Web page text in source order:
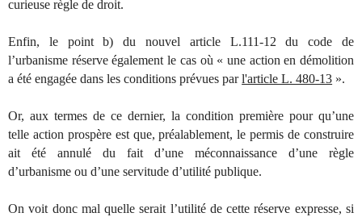
curieuse règle de droit.
Enfin, le point b) du nouvel article L.111-12 du code de
l’urbanisme réserve également le cas où « une action en démolition
a été engagée dans les conditions prévues parl'article L. 480-13 ».
Or, aux termes de ce dernier, la condition première pour qu’une
telle action prospère est que, préalablement, le permis de construire
ait été annulé du fait d’une méconnaissance d’une règle
d’urbanisme ou d’une servitude d’utilité publique.
On voit donc mal quelle serait l’utilité de cette réserve expresse, si